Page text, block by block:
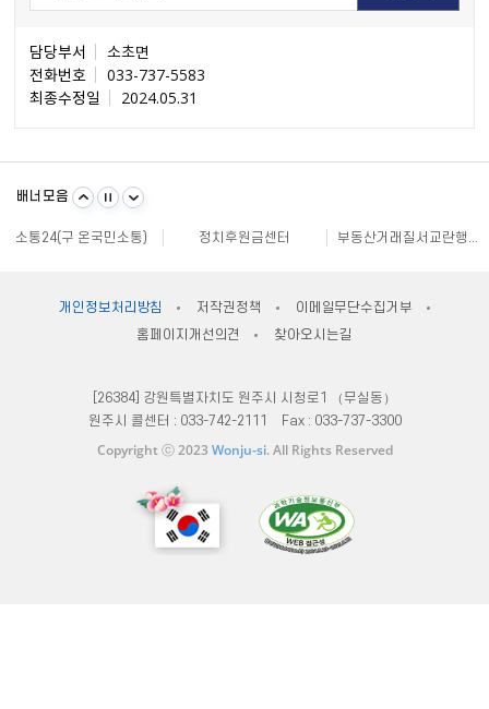
담당부서
소초면
전화번호
033-737-5583
최종수정일
2024.05.31
배너모음
강원일자리정보망
소통24(구 온국민소통)
정치후원금센터
안전신문고
내고장알리미
한국사회적기업진흥원
쌀직불금 정보공개
개인정보처리방침 저작권정책
이메일무단수집거부
홈페이지개선의견
찾아오시는길
[26384] 강원특별자치도 원주시 시청로1 （무실동）
원주시 콜센터 : 033-742-2111 Fax : 033-737-3300
Copyright ⓒ 2023 Wonju-si. All Rights Reserved